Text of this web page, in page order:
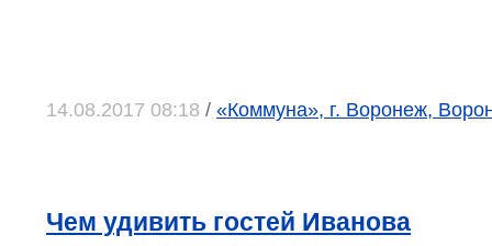
14.08.2017 08:18 / «Коммуна», г. Воронеж,
Чем удивить гостей Иванова